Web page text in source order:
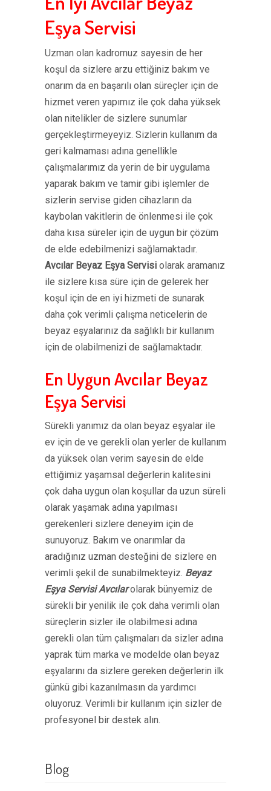
Eşya Servisi
Uzman olan kadromuz sayesin de her
koşul da sizlere arzu ettiğiniz bakım ve
onarım da en başarılı olan süreçler için de
hizmet veren yapımız ile çok daha yüksek
olan nitelikler de sizlere sunumlar
gerçekleştirmeyeyiz. Sizlerin kullanım da
geri kalmaması adına genellikle
çalışmalarımız da yerin de bir uygulama
yaparak bakım ve tamir gibi işlemler de
sizlerin servise giden cihazların da
kaybolan vakitlerin de önlenmesi ile çok
daha kısa süreler için de uygun bir çözüm
de elde edebilmenizi sağlamaktadır.
Avcılar Beyaz Eşya Servisi olarak aramanız
ile sizlere kısa süre için de gelerek her
koşul için de en iyi hizmeti de sunarak
daha çok verimli çalışma neticelerin de
beyaz eşyalarınız da sağlıklı bir kullanım
için de olabilmenizi de sağlamaktadır.
En Uygun Avcılar Beyaz
Eşya Servisi
Sürekli yanımız da olan beyaz eşyalar ile
ev için de ve gerekli olan yerler de kullanım
da yüksek olan verim sayesin de elde
ettiğimiz yaşamsal değerlerin kalitesini
çok daha uygun olan koşullar da uzun süreli
olarak yaşamak adına yapılması
gerekenleri sizlere deneyim için de
sunuyoruz. Bakım ve onarımlar da
aradığınız uzman desteğini de sizlere en
verimli şekil de sunabilmekteyiz. Beyaz
Eşya Servisi Avcılarolarak bünyemiz de
sürekli bir yenilik ile çok daha verimli olan
süreçlerin sizler ile olabilmesi adına
gerekli olan tüm çalışmaları da sizler adına
yaprak tüm marka ve modelde olan beyaz
eşyalarını da sizlere gereken değerlerin ilk
günkü gibi kazanılmasın da yardımcı
oluyoruz. Verimli bir kullanım için sizler de
profesyonel bir destek alın.
Blog